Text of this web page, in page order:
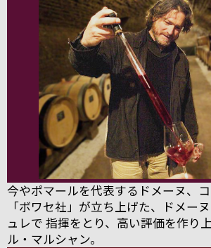
今やポマールを代表するドメーヌ、
「ボワセ社」が立ち上げた、ドメー
ュレで 指揮をとり、高い評価を作り
ル・マルシャン。